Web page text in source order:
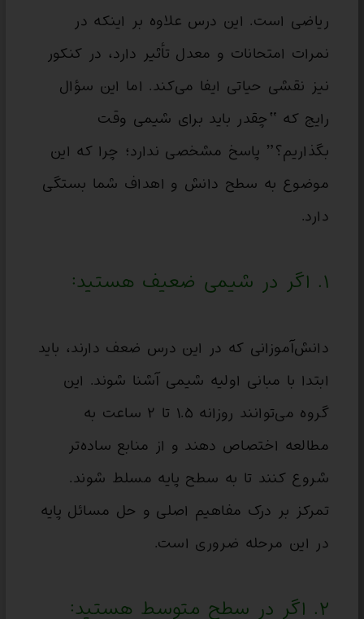
ریاضی است. این درس علاوه بر اینکه در
نمرات امتحانات و معدل تأثیر دارد، در کنکور
نیز نقشی حیاتی ایفا می‌کند. اما این سؤال
رایج که “چقدر باید برای شیمی وقت
بگذاریم؟” پاسخ مشخصی ندارد؛ چرا که این
موضوع به سطح دانش و اهداف شما بستگی
دارد.
۱. اگر در شیمی ضعیف هستید:
دانش‌آموزانی که در این درس ضعف دارند، باید
ابتدا با مبانی اولیه شیمی آشنا شوند. این
گروه می‌توانند روزانه ۱.۵ تا ۲ ساعت به
مطالعه اختصاص دهند و از منابع ساده‌تر
شروع کنند تا به سطح پایه مسلط شوند.
تمرکز بر درک مفاهیم اصلی و حل مسائل پایه
در این مرحله ضروری است.
۲. اگر در سطح متوسط هستید: